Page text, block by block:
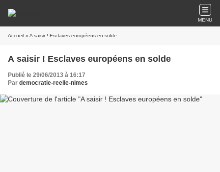
MENU
Accueil » A saisir ! Esclaves européens en solde
A saisir ! Esclaves européens en solde
Publié le 29/06/2013 à 16:17
Par democratie-reelle-nimes